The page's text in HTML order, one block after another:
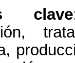
clave